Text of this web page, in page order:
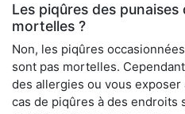
Les piqûres des
mortelles ?
Non, les piqûres
sont pas mortelles.
des allergies ou vous
cas de piqûres à des endroits